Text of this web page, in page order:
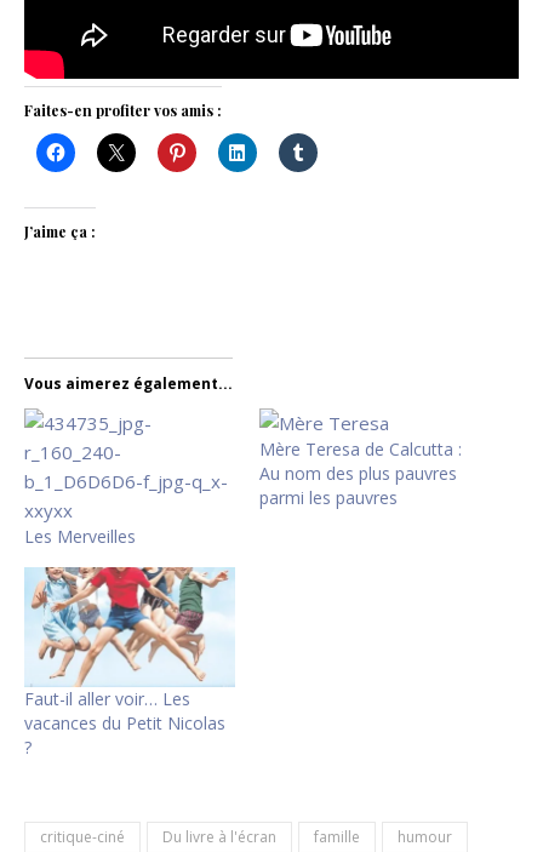
Faites-en profiter vos amis :
J’aime ça :
Vous aimerez également...
Les Merveilles
Mère Teresa de Calcutta :
Au nom des plus pauvres
parmi les pauvres
Faut-il aller voir… Les
vacances du Petit Nicolas
?
critique-ciné Du livre à l'écran famille
humour